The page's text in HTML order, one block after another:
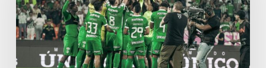
Deportes
Tolima
y
finalista